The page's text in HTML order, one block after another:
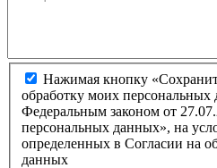
Нажимая кнопку
обработку моих персональных
Федеральным законом от
персональных данных», на
определенных в Согласии на
данных